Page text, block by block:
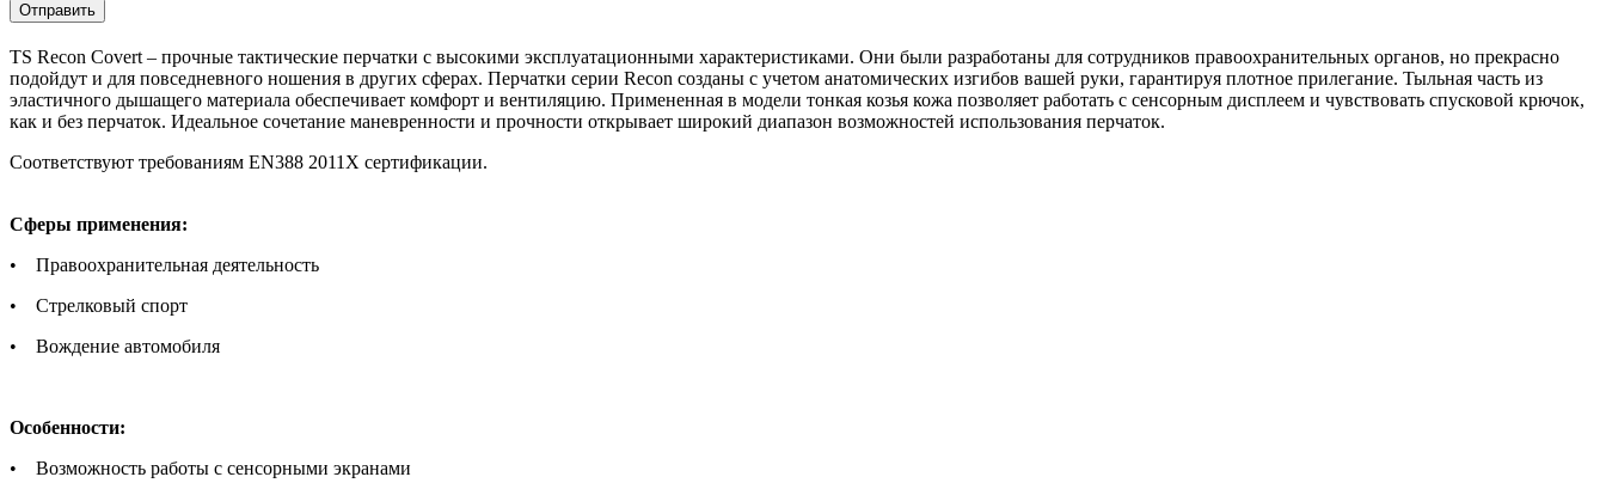
TS Recon Covert – прочные тактические перчатки с высокими эксплуатационными характеристиками. Они были разработаны для сотрудников правоохранительных органов, но прекрасно
подойдут и для повседневного ношения в других сферах. Перчатки серии Recon созданы с учетом анатомических изгибов вашей руки, гарантируя плотное прилегание. Тыльная часть из
эластичного дышащего материала обеспечивает комфорт и вентиляцию. Примененная в модели тонкая козья кожа позволяет работать с сенсорным дисплеем и чувствовать спусковой крючок,
как и без перчаток. Идеальное сочетание маневренности и прочности открывает широкий диапазон возможностей использования перчаток.
Соответствуют требованиям EN388 2011X сертификации.
Сферы применения:
• Правоохранительная деятельность
• Стрелковый спорт
• Вождение автомобиля
Особенности:
• Возможность работы с сенсорными экранами